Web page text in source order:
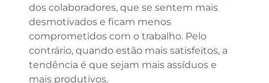
dos colaboradores, que se sentem mais
desmotivados e ficam menos
comprometidos com o trabalho. Pelo
contrário, quando estão mais satisfeitos, a
tendência é que sejam mais assíduos e
mais produtivos.